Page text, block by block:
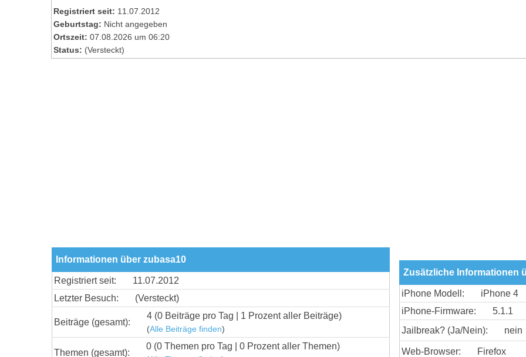
Registriert seit: 11.07.2012
Geburtstag: Nicht angegeben
Ortszeit: 07.08.2026 um 06:20
Status: (Versteckt)
Informationen über zubasa10
Registriert seit:
11.07.2012
Letzter Besuch:
(Versteckt)
Beiträge (gesamt):
4 (0 Beiträge pro Tag | 1 Prozent aller Beiträge)
(Alle Beiträge finden)
Themen (gesamt):
0 (0 Themen pro Tag | 0 Prozent aller Themen)
Zusätzliche Informationen
iPhone Modell:
iPhone 4
iPhone-Firmware:
5.1.1
Jailbreak? (Ja/Nein):
nein
Web-Browser: Firefox